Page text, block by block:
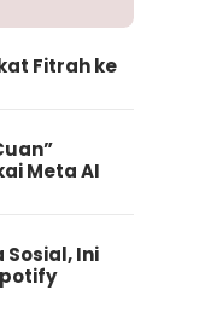
Fitrah ke
Meta AI
Sosial, Ini